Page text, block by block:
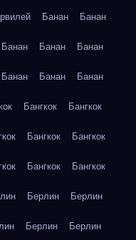
Банан Банан
Банан Банан Банан
Банан Банан Банан
Бангкок Бангкок
Бангкок Бангкок
Бангкок Бангкок
Берлин Берлин
Берлин Берлин